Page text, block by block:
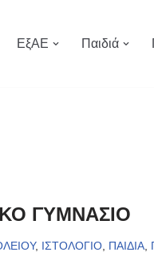
ΕξΑΕ Παιδιά
ΓΥΜΝΑΣΙΟ
, ΙΣΤΟΛΟΓΙΟ ΠΑΙΔΙΑ